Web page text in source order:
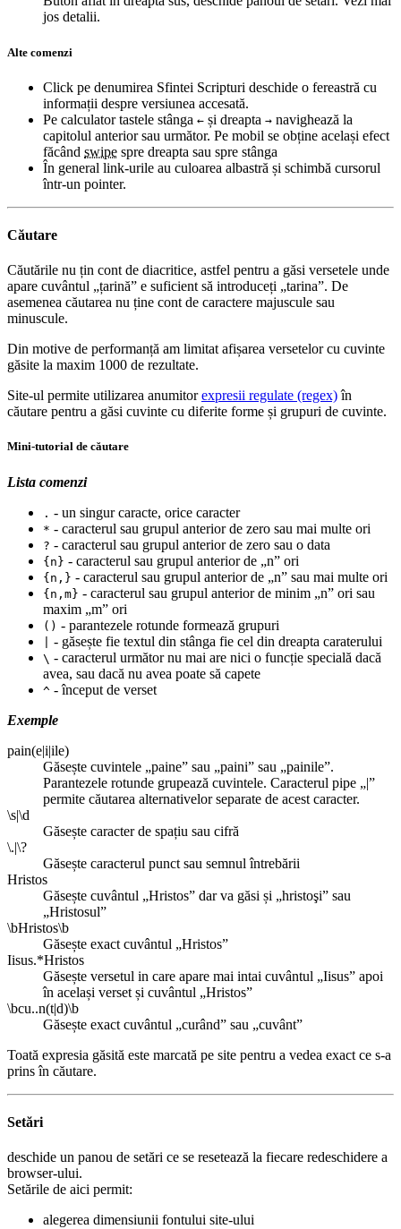
jos detalii.
Alte comenzi
Click pe denumirea Sfintei Scripturi deschide o fereastră cu
informații despre versiunea accesată.
Pe calculator tastele stânga ← și dreapta → navighează la
capitolul anterior sau următor. Pe mobil se obține același efect
făcând swipe spre dreapta sau spre stânga
În general link-urile au culoarea albastră și schimbă cursorul
într-un pointer.
Căutare
Căutările nu țin cont de diacritice, astfel pentru a găsi versetele unde
apare cuvântul „țarină” e suficient să introduceți „tarina”. De
asemenea căutarea nu ține cont de caractere majuscule sau
minuscule.
Din motive de performanță am limitat afișarea versetelor cu cuvinte
găsite la maxim 1000 de rezultate.
Site-ul permite utilizarea anumitorexpresii regulate (regex)în
căutare pentru a găsi cuvinte cu diferite forme și grupuri de cuvinte.
Mini-tutorial de căutare
Lista comenzi
. - un singur caracte, orice caracter
* - caracterul sau grupul anterior de zero sau mai multe ori
? - caracterul sau grupul anterior de zero sau o data
{n} - caracterul sau grupul anterior de „n” ori
{n,} - caracterul sau grupul anterior de „n” sau mai multe ori
{n,m} - caracterul sau grupul anterior de minim „n” ori sau
maxim „m” ori
() - parantezele rotunde formează grupuri
- găsește fie textul din stânga fie cel din dreapta caraterului
\ - caracterul următor nu mai are nici o funcție specială dacă
avea, sau dacă nu avea poate să capete
^ - început de verset
Exemple
pain(e|i|ile)
Găsește cuvintele „paine” sau „paini” sau „painile”.
Parantezele rotunde grupează cuvintele. Caracterul pipe „|”
permite căutarea alternativelor separate de acest caracter.
\s|\d
Găsește caracter de spațiu sau cifră
\.|\?
Găsește caracterul punct sau semnul întrebării
Hristos
Găsește cuvântul „Hristos” dar va găsi și „hristoşi” sau
„Hristosul”
\bHristos\b
Găsește exact cuvântul „Hristos”
Iisus.*Hristos
Găsește versetul in care apare mai intai cuvântul „Iisus” apoi
în același verset și cuvântul „Hristos”
\bcu..n(t|d)\b
Găsește exact cuvântul „curând” sau „cuvânt”
Toată expresia găsită este marcată pe site pentru a vedea exact ce s-a
prins în căutare.
Setări
deschide un panou de setări ce se resetează la fiecare redeschidere a
browser-ului.
Setările de aici permit:
alegerea dimensiunii fontului site-ului